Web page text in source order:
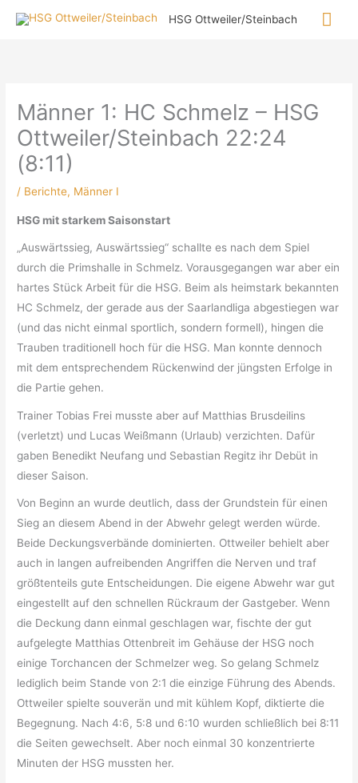
Inhalt
HSG Ottweiler/Steinbach
Männer 1: HC Schmelz – HSG
Ottweiler/Steinbach 22:24
(8:11)
/ Berichte, Männer I
HSG mit starkem Saisonstart
„Auswärtssieg, Auswärtssieg“ schallte es nach dem Spiel
durch die Primshalle in Schmelz. Vorausgegangen war aber ein
hartes Stück Arbeit für die HSG. Beim als heimstark bekannten
HC Schmelz, der gerade aus der Saarlandliga abgestiegen war
(und das nicht einmal sportlich, sondern formell), hingen die
Trauben traditionell hoch für die HSG. Man konnte dennoch
mit dem entsprechendem Rückenwind der jüngsten Erfolge in
die Partie gehen.
Trainer Tobias Frei musste aber auf Matthias Brusdeilins
(verletzt) und Lucas Weißmann (Urlaub) verzichten. Dafür
gaben Benedikt Neufang und Sebastian Regitz ihr Debüt in
dieser Saison.
Von Beginn an wurde deutlich, dass der Grundstein für einen
Sieg an diesem Abend in der Abwehr gelegt werden würde.
Beide Deckungsverbände dominierten. Ottweiler behielt aber
auch in langen aufreibenden Angriffen die Nerven und traf
größtenteils gute Entscheidungen. Die eigene Abwehr war gut
eingestellt auf den schnellen Rückraum der Gastgeber. Wenn
die Deckung dann einmal geschlagen war, fischte der gut
aufgelegte Matthias Ottenbreit im Gehäuse der HSG noch
einige Torchancen der Schmelzer weg. So gelang Schmelz
lediglich beim Stande von 2:1 die einzige Führung des Abends.
Ottweiler spielte souverän und mit kühlem Kopf, diktierte die
Begegnung. Nach 4:6, 5:8 und 6:10 wurden schließlich bei 8:11
die Seiten gewechselt. Aber noch einmal 30 konzentrierte
Minuten der HSG mussten her.